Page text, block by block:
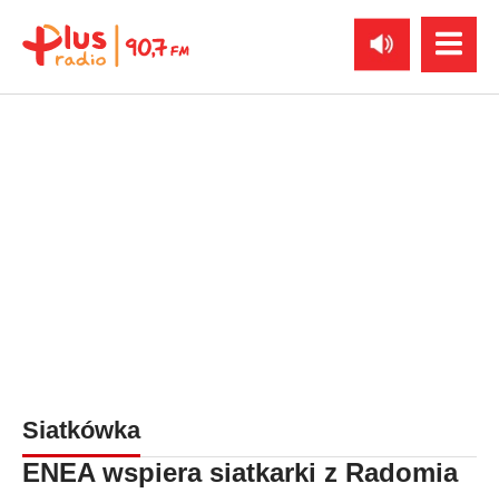
Siatkówka
ENEA wspiera siatkarki z Radomia